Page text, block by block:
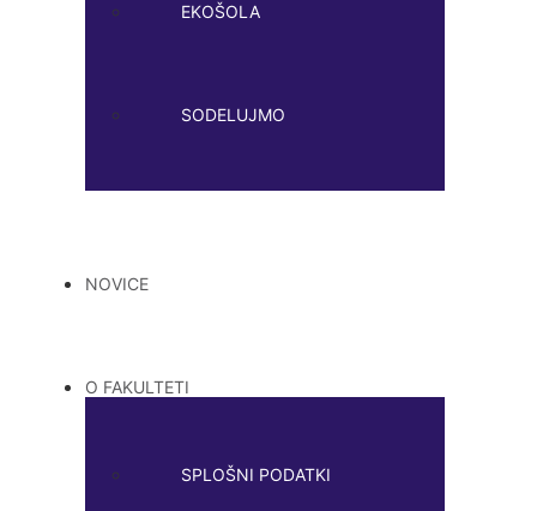
EKOŠOLA
SODELUJMO
NOVICE
O FAKULTETI
SPLOŠNI PODATKI